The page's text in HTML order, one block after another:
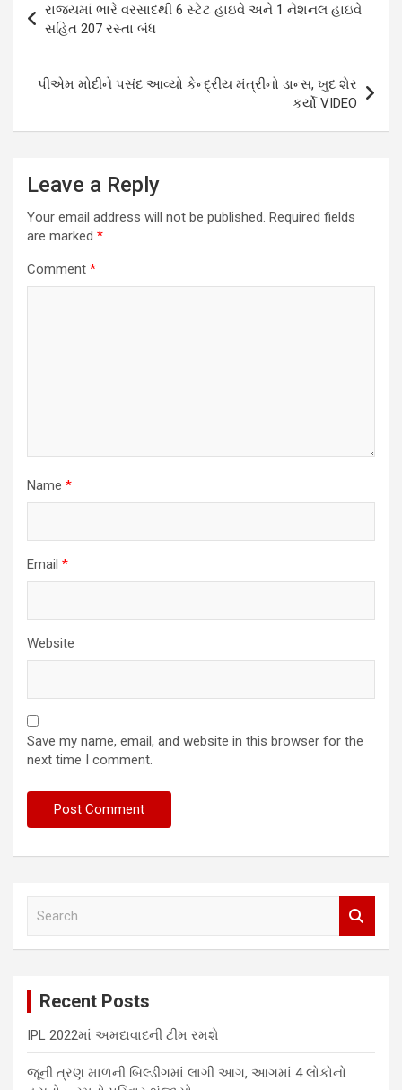
navigation
રાજ્યમાં ભારે વરસાદથી 6 સ્ટેટ હાઇવે અને 1 નેશનલ હાઇવે
સહિત 207 રસ્તા બંધ
પીએમ મોદીને પસંદ આવ્યો કેન્દ્રીય મંત્રીનો ડાન્સ, ખુદ શેર
કર્યો VIDEO
Leave a Reply
Your email address will not be published. Required fields
are marked *
Comment *
Name *
Email *
Website
Save my name, email, and website in this browser for the
next time I comment.
Recent Posts
IPL 2022માં અમદાવાદની ટીમ રમશે
જૂની ત્રણ માળની બિલ્ડીંગમાં લાગી આગ, આગમાં 4 લોકોનો